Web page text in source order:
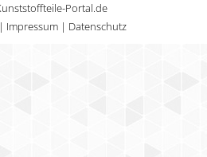
Portal.de
| Impressum | Datenschutz